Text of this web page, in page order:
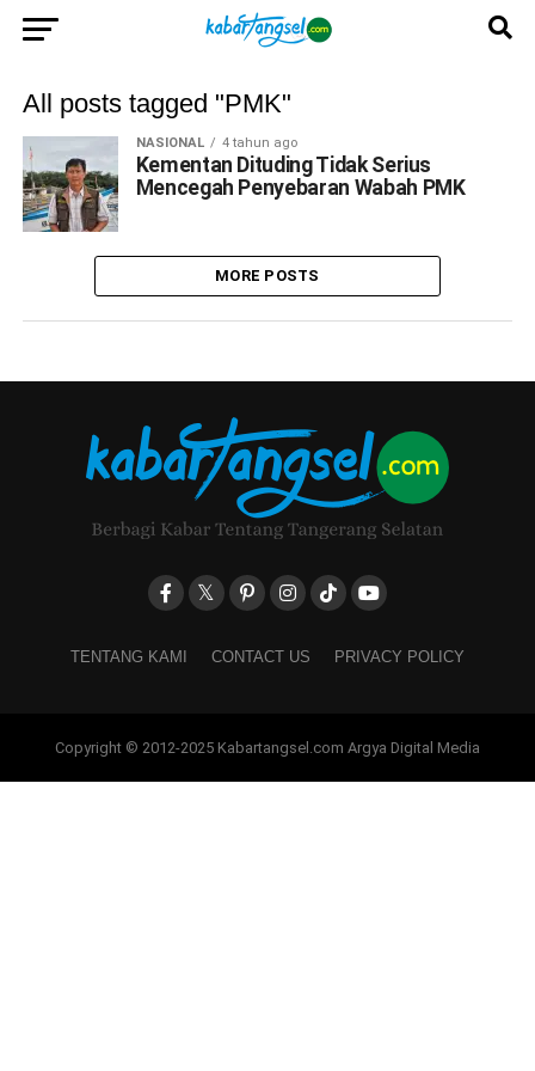
All posts tagged "PMK"
NASIONAL 4 tahun ago
Kementan Dituding Tidak Serius
Mencegah Penyebaran Wabah PMK
MORE POSTS
TENTANG KAMI CONTACT US PRIVACY POLICY
Copyright © 2012-2025 Kabartangsel.com Argya Digital Media